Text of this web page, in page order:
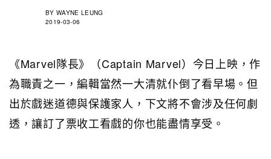
BY WAYNE LEUNG
2019-03-06
《Marvel隊長》（Captain Marvel）今日上映，作
為職責之一，編輯當然一大清就仆倒了看早場。但
出於戲迷道德與保護家人，下文將不會涉及任何劇
透，讓訂了票收工看戲的你也能盡情享受。